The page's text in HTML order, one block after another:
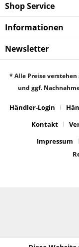
Shop Service
Informationen
Newsletter
* Alle Preise
und ggf.
Händler-Login
Kontakt
Impressum